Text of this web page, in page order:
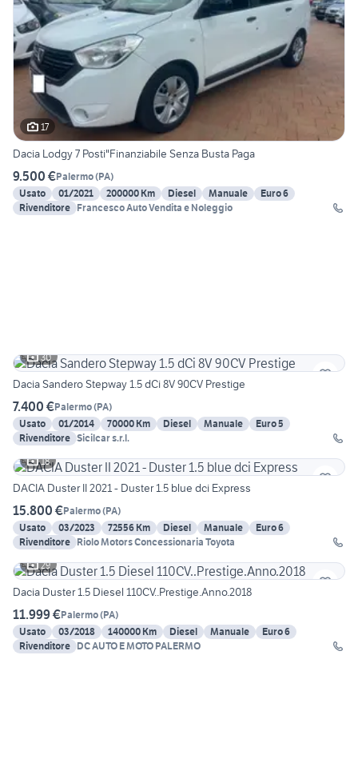
17
Dacia Lodgy 7 Posti"Finanziabile Senza Busta Paga
9.500 €Palermo(PA)
Usato
01/2021 200000 Km Diesel Manuale
Euro 6
Rivenditore Francesco Auto Vendita e Noleggio
30
Dacia Sandero Stepway 1.5 dCi 8V 90CV Prestige
7.400 €Palermo(PA)
Usato
01/2014 70000 Km Diesel Manuale
Euro 5
Rivenditore Sicilcar s.r.l.
18
DACIA Duster II 2021 - Duster 1.5 blue dci Express
15.800 €Palermo(PA)
Usato
03/2023 72556 Km Diesel Manuale
Euro 6
Rivenditore Riolo Motors Concessionaria Toyota
29
Dacia Duster 1.5 Diesel 110CV..Prestige.Anno.2018
11.999 €Palermo(PA)
Usato
03/2018 140000 Km Diesel Manuale
Euro 6
Rivenditore DC AUTO E MOTO PALERMO